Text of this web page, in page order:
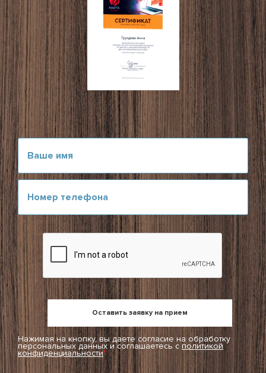
Нажимая на кнопку, вы даете согласие на обработку
персональных данных и соглашаетесь c политикой
конфиденциальности*